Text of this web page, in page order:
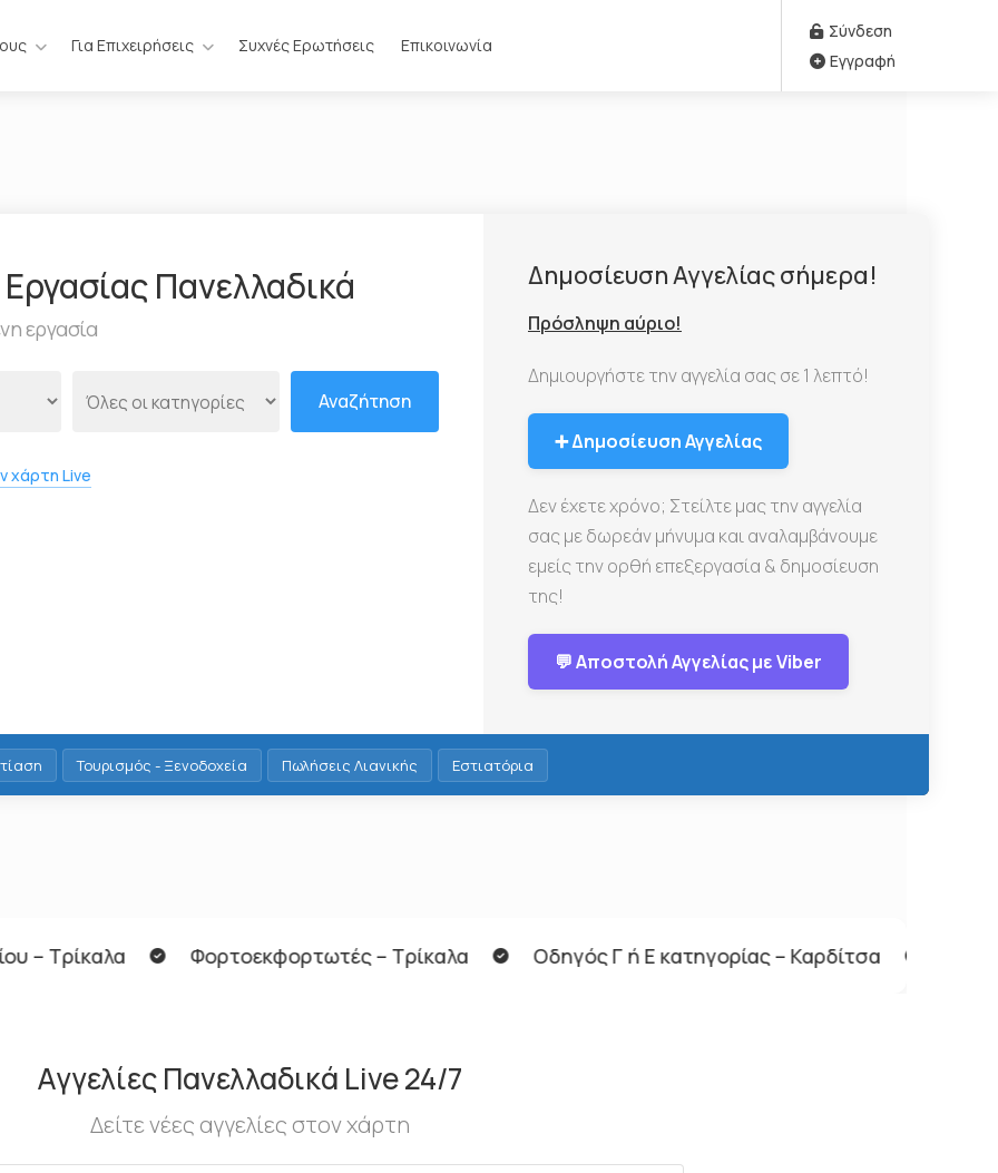
Για Επιχειρήσεις Συχνές Ερωτήσεις Επικοινωνία
Σύνδεση
Εγγραφή
Πανελλαδικά
εργασία
Αναζήτηση
χάρτη Live
Δημοσίευση Αγγελίας σήμερα!
Πρόσληψη αύριο!
Δημιουργήστε την αγγελία σας σε 1 λεπτό!
➕ Δημοσίευση Αγγελίας
Δεν έχετε χρόνο; Στείλτε μας την αγγελία
σας με δωρεάν μήνυμα και αναλαμβάνουμε
εμείς την ορθή επεξεργασία & δημοσίευση
της!
💬 Αποστολή Αγγελίας με Viber
Τουρισμός - Ξενοδοχεία Πωλήσεις Λιανικής Εστιατόρια
– Τρίκαλα Οδηγός Γ ή Ε κατηγορίας – Καρδίτσα Βοηθός Σερβιτόρου – Λευκάδα
Αγγελίες Πανελλαδικά Live 24/7
Δείτε νέες αγγελίες στον χάρτη